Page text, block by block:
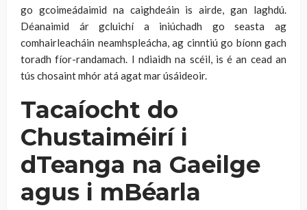
go gcoimeádaimid na caighdeáin is airde, gan laghdú.
Déanaimid ár gcluichí a iniúchadh go seasta ag
comhairleacháin neamhspleácha, ag cinntiú go bíonn gach
toradh fíor-randamach. I ndiaidh na scéil, is é an cead an
tús chosaint mhór atá agat mar úsáideoir.
Tacaíocht do
Chustaiméirí i
dTeanga na Gaeilge
agus i mBéarla